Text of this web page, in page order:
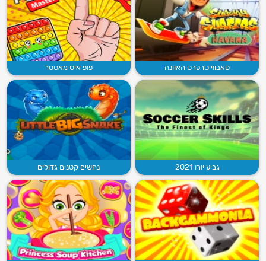
סאבווי סרפרס האוונה פופ איט מאסטר
גביע יורו 2021 נחשים קטנים גדולים